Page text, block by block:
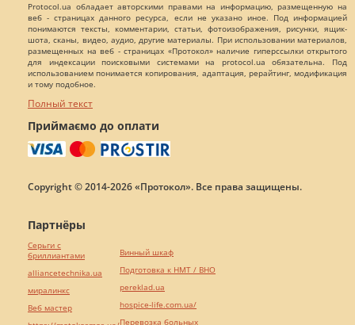
Protocol.ua обладает авторскими правами на информацию, размещенную на
веб - страницах данного ресурса, если не указано иное. Под информацией
понимаются тексты, комментарии, статьи, фотоизображения, рисунки, ящик-
шота, сканы, видео, аудио, другие материалы. При использовании материалов,
размещенных на веб - страницах «Протокол» наличие гиперссылки открытого
для индексации поисковыми системами на protocol.ua обязательна. Под
использованием понимается копирования, адаптация, рерайтинг, модификация
и тому подобное.
Полный текст
Приймаємо до оплати
Copyright © 2014-2026 «Протокол». Все права защищены.
Партнёры
Серьги с
бриллиантами
alliancetechnika.ua
миралинкс
Веб мастер
Винный шкаф
Подготовка к НМТ / ВНО
pereklad.ua
hospice-life.com.ua/
Перевозка больных